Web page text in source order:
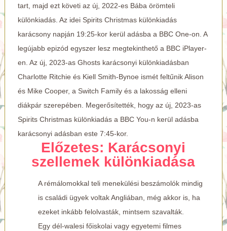
tart, majd ezt követi az új, 2022-es Bába örömteli
különkiadás. Az idei Spirits Christmas különkiadás
karácsony napján 19:25-kor kerül adásba a BBC One-on. A
legújabb epizód egyszer lesz megtekinthető a BBC iPlayer-
en. Az új, 2023-as Ghosts karácsonyi különkiadásban
Charlotte Ritchie és Kiell Smith-Bynoe ismét feltűnik Alison
és Mike Cooper, a Switch Family és a lakosság elleni
diákpár szerepében. Megerősítették, hogy az új, 2023-as
Spirits Christmas különkiadás a BBC You-n kerül adásba
karácsonyi adásban este 7:45-kor.
Előzetes: Karácsonyi
szellemek különkiadása
A rémálomokkal teli menekülési beszámolók mindig
is családi ügyek voltak Angliában, még akkor is, ha
ezeket inkább felolvasták, mintsem szavalták.
Egy dél-walesi főiskolai vagy egyetemi filmes